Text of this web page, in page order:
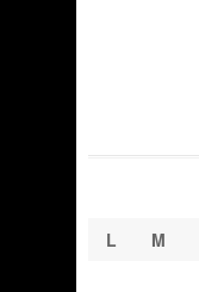
L
M